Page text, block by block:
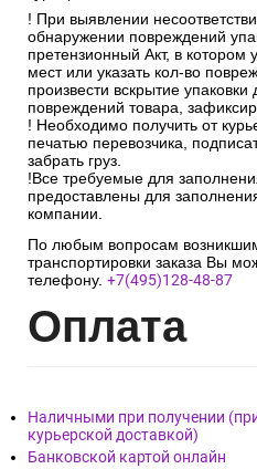
! При выявлении
обнаружении повреждений
претензионный Акт, в котором
мест или указать кол-во
произвести вскрытие
повреждений товара,
! Необходимо получить от
печатью перевозчика,
забрать груз.
!Все требуемые для
предоставлены для
компании.
По любым вопросам
транспортировки заказа Вы
телефону. +7(495)128-48-87
Оплата
Наличными при получении
курьерской доставкой)
Банковской картой онлайн